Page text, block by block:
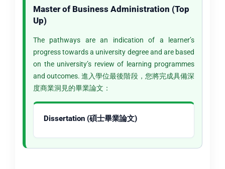
Master of Business Administration (Top
Up)
The pathways are an indication of a learner’s
progress towards a university degree and are based
on the university’s review of learning programmes
and outcomes. 進入學位最後階段，您將完成具備深
度商業洞見的畢業論文：
Dissertation (碩士畢業論文)